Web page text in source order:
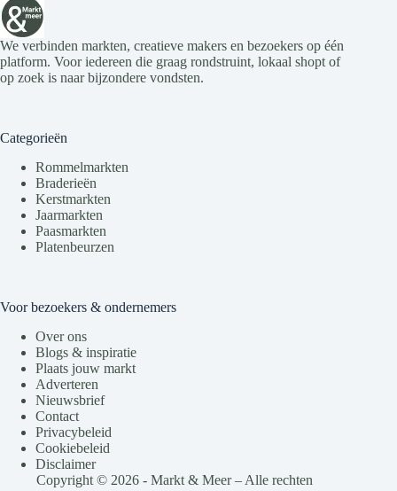
We verbinden markten, creatieve makers en bezoekers op één
platform. Voor iedereen die graag rondstruint, lokaal shopt of
op zoek is naar bijzondere vondsten.
Categorieën
Rommelmarkten
Braderieën
Kerstmarkten
Jaarmarkten
Paasmarkten
Platenbeurzen
Voor bezoekers & ondernemers
Over ons
Blogs & inspiratie
Plaats jouw markt
Adverteren
Nieuwsbrief
Contact
Privacybeleid
Cookiebeleid
Disclaimer
Copyright © 2026 - Markt & Meer – Alle rechten